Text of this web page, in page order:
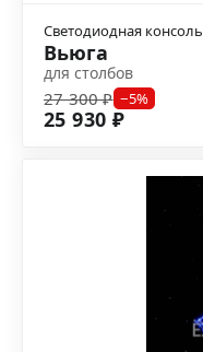
Светодиодная консоль
Вьюга
для столбов
27 300 ₽ −5%
25 930 ₽